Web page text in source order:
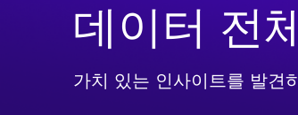
데이터 전
가치 있는 인사이트를 발견